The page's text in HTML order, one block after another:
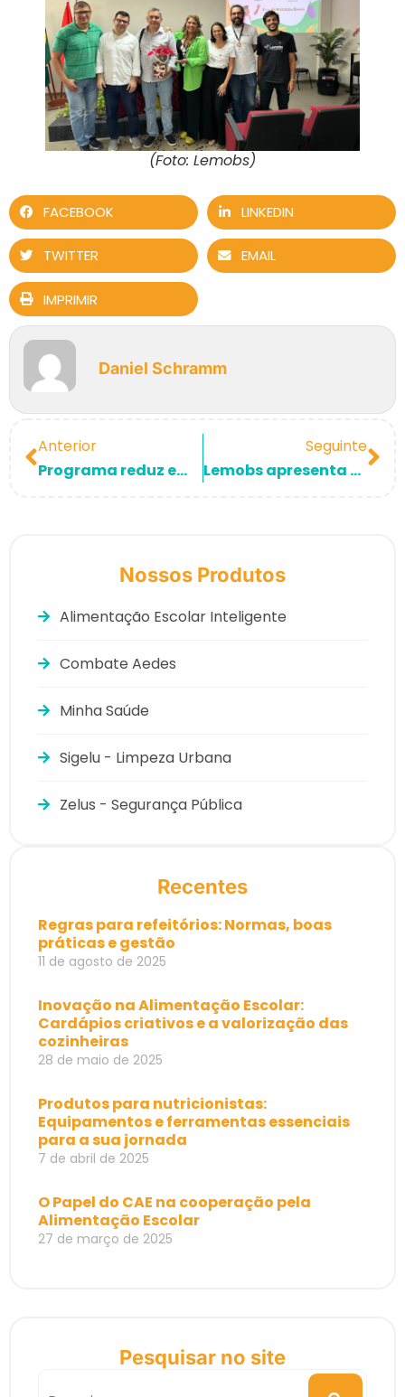
(Foto: Lemobs)
FACEBOOK LINKEDIN
TWITTER EMAIL
IMPRIMIR
Daniel Schramm
Anterior
Programa reduz em 47% o desperdício de alimentos em escolas de Vitória de Santo Antão
Seguinte
Lemobs apresenta soluções durante visita do secretário de Desenvolvimento Econômico do Rio de Janeiro ao Parque Tecnológico da UFRJ
Nossos Produtos
Alimentação Escolar Inteligente
Combate Aedes
Minha Saúde
Sigelu - Limpeza Urbana
Zelus - Segurança Pública
Recentes
Regras para refeitórios: Normas, boas
práticas e gestão
11 de agosto de 2025
Inovação na Alimentação Escolar:
Cardápios criativos e a valorização das
cozinheiras
28 de maio de 2025
Produtos para nutricionistas:
Equipamentos e ferramentas essenciais
para a sua jornada
7 de abril de 2025
O Papel do CAE na cooperação pela
Alimentação Escolar
27 de março de 2025
Pesquisar no site